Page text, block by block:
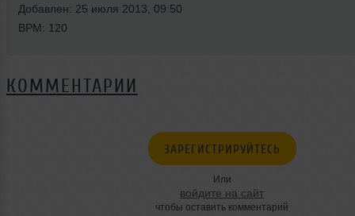
Добавлен: 25 июля 2013, 09:50
BPM: 120
КОММЕНТАРИИ
ЗАРЕГИСТРИРУЙТЕСЬ
Или
войдите на сайт
чтобы оставить комментарий